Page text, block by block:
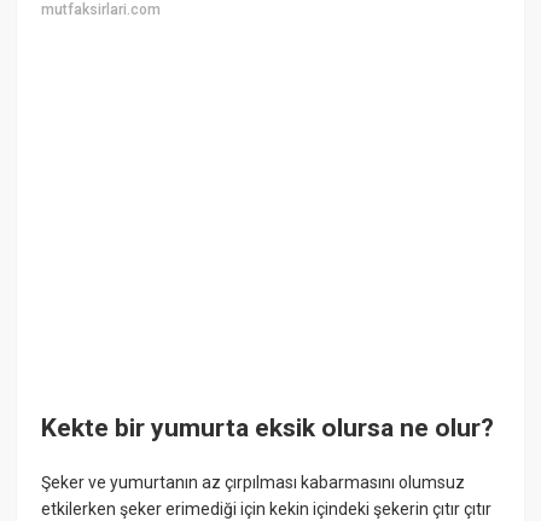
mutfaksirlari.com
Kekte bir yumurta eksik olursa ne olur?
Şeker ve yumurtanın az çırpılması kabarmasını olumsuz
etkilerken şeker erimediği için kekin içindeki şekerin çıtır çıtır